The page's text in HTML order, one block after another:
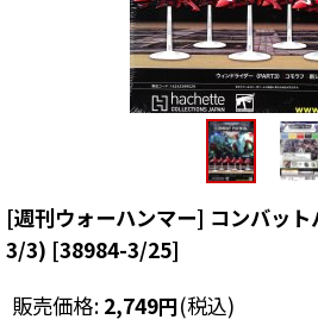
[週刊ウォーハンマー] コンバッ
3/3) [38984-3/25]
販売価格: 2,749円(税込)